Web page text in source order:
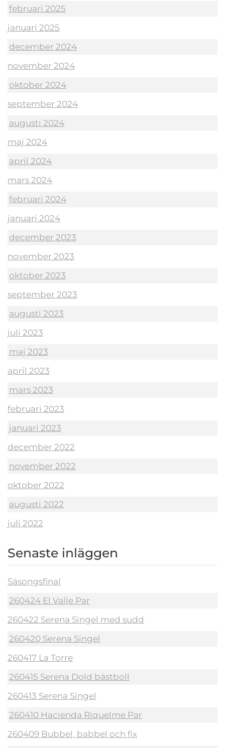
februari 2025
januari 2025
december 2024
november 2024
oktober 2024
september 2024
augusti 2024
maj 2024
april 2024
mars 2024
februari 2024
januari 2024
december 2023
november 2023
oktober 2023
september 2023
augusti 2023
juli 2023
maj 2023
april 2023
mars 2023
februari 2023
januari 2023
december 2022
november 2022
oktober 2022
augusti 2022
juli 2022
Senaste inläggen
Säsongsfinal
260424 El Valle Par
260422 Serena Singel med sudd
260420 Serena Singel
260417 La Torre
260415 Serena Dold bästboll
260413 Serena Singel
260410 Hacienda Riquelme Par
260409 Bubbel, babbel och fix